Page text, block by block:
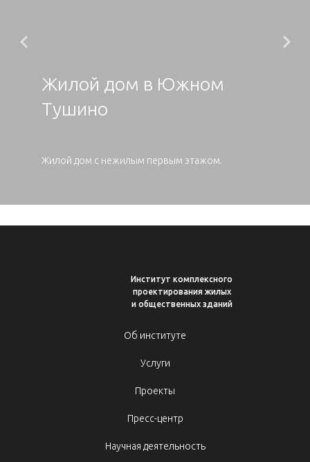
Жилой дом в Южном
Тушино
Жилой дом с нежилым первым этажом.
Институт комплексного
проектирования жилых
и общественных зданий
Об институте
Услуги
Проекты
Пресс-центр
Научная деятельность